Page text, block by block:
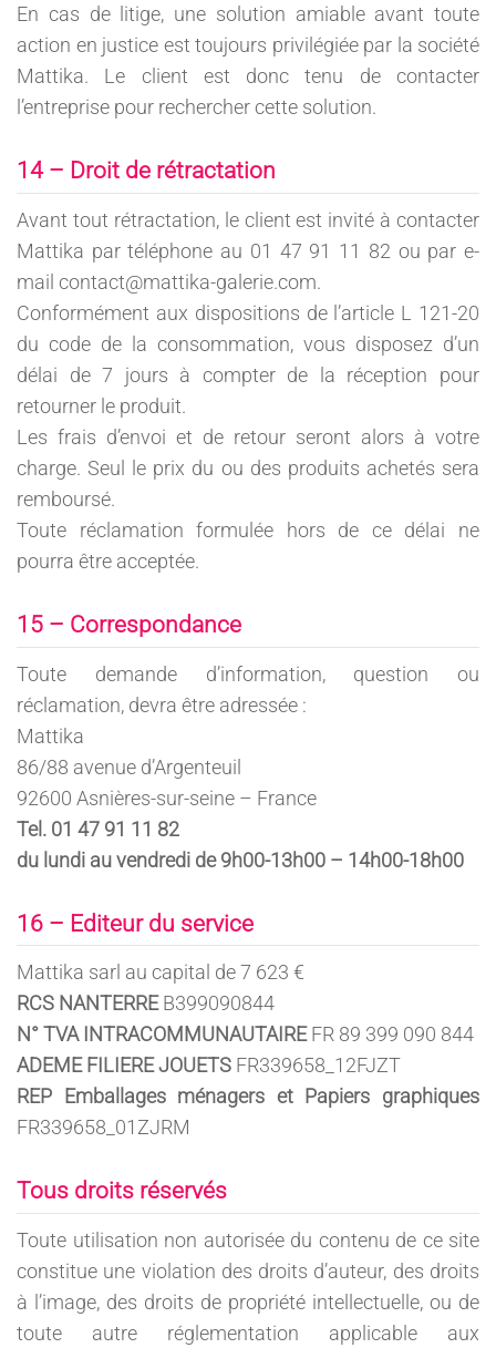
En cas de litige, une solution amiable avant toute
action en justice est toujours privilégiée par la société
Mattika. Le client est donc tenu de contacter
l’entreprise pour rechercher cette solution.
14 – Droit de rétractation
Avant tout rétractation, le client est invité à contacter
Mattika par téléphone au 01 47 91 11 82 ou par e-
mail contact@mattika-galerie.com.
Conformément aux dispositions de l’article L 121-20
du code de la consommation, vous disposez d’un
délai de 7 jours à compter de la réception pour
retourner le produit.
Les frais d’envoi et de retour seront alors à votre
charge. Seul le prix du ou des produits achetés sera
remboursé.
Toute réclamation formulée hors de ce délai ne
pourra être acceptée.
15 – Correspondance
Toute demande d’information, question ou
réclamation, devra être adressée :
Mattika
86/88 avenue d’Argenteuil
92600 Asnières-sur-seine – France
Tel. 01 47 91 11 82
du lundi au vendredi de 9h00-13h00 – 14h00-18h00
16 – Editeur du service
Mattika sarl au capital de 7 623 €
RCS NANTERREB399090844
N° TVA INTRACOMMUNAUTAIREFR 89 399 090 844
ADEME FILIERE JOUETS FR339658_12FJZT
REP Emballages ménagers et Papiers graphiques
FR339658_01ZJRM
Tous droits réservés
Toute utilisation non autorisée du contenu de ce site
constitue une violation des droits d’auteur, des droits
à l’image, des droits de propriété intellectuelle, ou de
toute autre réglementation applicable aux